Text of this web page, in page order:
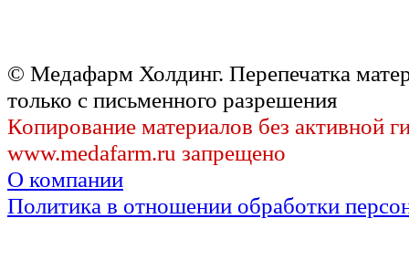
© Медафарм Холдинг. Перепечатка
только с письменного разрешения
Копирование материалов без активной
www.medafarm.ru запрещено
О компании
Политика в отношении обработки